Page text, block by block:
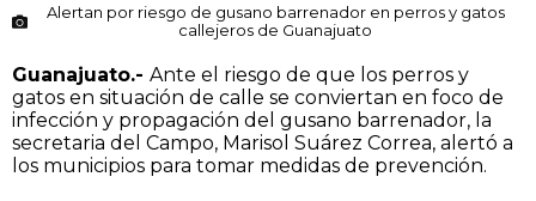
Alertan por riesgo de gusano barrenador en perros y gatos
callejeros de Guanajuato
Guanajuato.- Ante el riesgo de que los perros y
gatos en situación de calle se conviertan en foco de
infección y propagación del gusano barrenador, la
secretaria del Campo, Marisol Suárez Correa, alertó a
los municipios para tomar medidas de prevención.